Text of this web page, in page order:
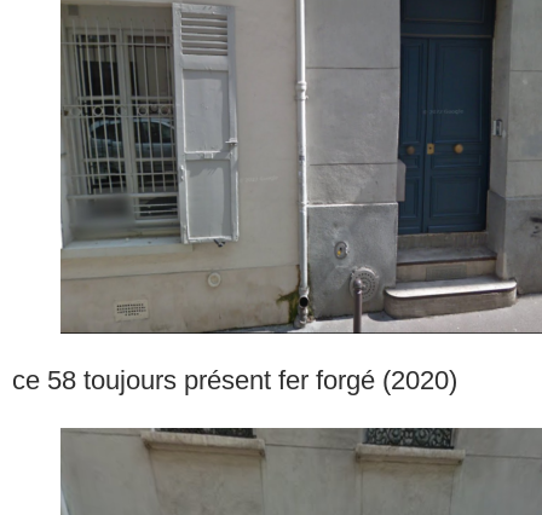
ce 58 toujours présent fer forgé (2020)